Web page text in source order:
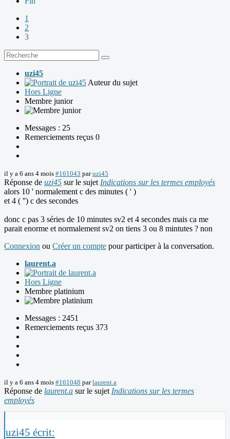
1
2
3
uzi45
Auteur du sujet
Hors Ligne
Membre junior
Messages : 25
Remerciements reçus 0
il y a 6 ans 4 mois #161043 paruzi45
Réponse de uzi45 sur le sujet Indications sur les termes employés
alors 10 ' normalement c des minutes ( ' )
et 4 ( '') c des secondes
donc c pas 3 séries de 10 minutes sv2 et 4 secondes mais ca me
parait enorme et normalement sv2 on tiens 3 ou 8 mintutes ? non
Connexion ou Créer un compte pour participer à la conversation.
laurent.a
Hors Ligne
Membre platinium
Messages : 2451
Remerciements reçus 373
il y a 6 ans 4 mois #161048 parlaurent.a
Réponse de laurent.a sur le sujet Indications sur les termes
employés
uzi45 écrit: